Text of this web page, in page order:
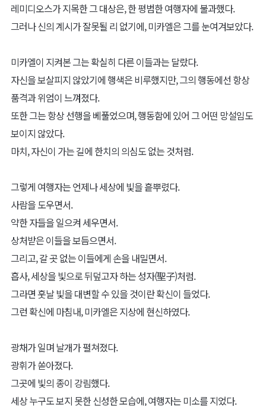
레미디오스가 지목한 그 대상은, 한 평범한 여행자에 불과했다.
그러나 신의 계시가 잘못될 리 없기에, 미카엘은 그를 눈여겨보았다.
미카엘이 지켜본 그는 확실히 다른 이들과는 달랐다.
자신을 보살피지 않았기에 행색은 비루했지만, 그의 행동에선 항상
품격과 위엄이 느껴졌다.
또한 그는 항상 선행을 베풀었으며, 행동함에 있어 그 어떤 망설임도
보이지 않았다.
마치, 자신이 가는 길에 한치의 의심도 없는 것처럼.
그렇게 여행자는 언제나 세상에 빛을 흩뿌렸다.
사람을 도우면서.
약한 자들을 일으켜 세우면서.
상처받은 이들을 보듬으면서.
그리고, 갈 곳 없는 이들에게 손을 내밀면서.
흡사, 세상을 빛으로 뒤덮고자 하는 성자(聖子)처럼.
그라면 훗날 빛을 대변할 수 있을 것이란 확신이 들었다.
그런 확신에 마침내, 미카엘은 지상에 현신하였다.
광채가 일며 날개가 펼쳐졌다.
광휘가 쏟아졌다.
그곳에 빛의 종이 강림했다.
세상 누구도 보지 못한 신성한 모습에, 여행자는 미소를 지었다.